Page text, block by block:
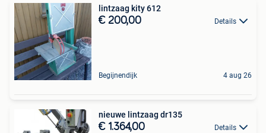
lintzaag kity 612
€ 200,00 Details
Begijnendijk 4 aug 26
nieuwe lintzaag dr135
€ 1.364,00 Details